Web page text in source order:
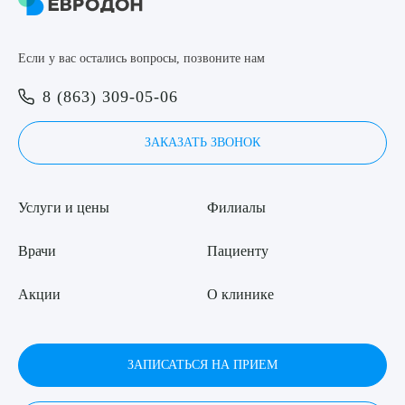
Если у вас остались вопросы, позвоните нам
8 (863) 309-05-06
ЗАКАЗАТЬ ЗВОНОК
Услуги и цены
Врачи
Акции
Филиалы
Пациенту
О клинике
ЗАПИСАТЬСЯ НА ПРИЕМ